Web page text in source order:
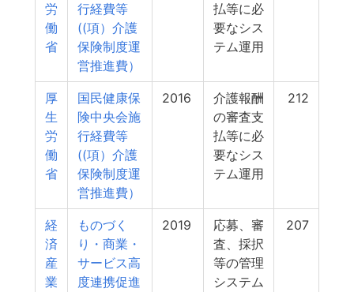
労
働
省
行経費等
((項）介護
保険制度運
営推進費）
払等に必
要なシス
テム運用
厚
生
労
働
省
国民健康保
険中央会施
行経費等
((項）介護
保険制度運
営推進費）
2016
介護報酬
の審査支
払等に必
要なシス
テム運用
212
経
済
産
業
ものづく
り・商業・
サービス高
度連携促進
2019
応募、審
査、採択
等の管理
システム
207